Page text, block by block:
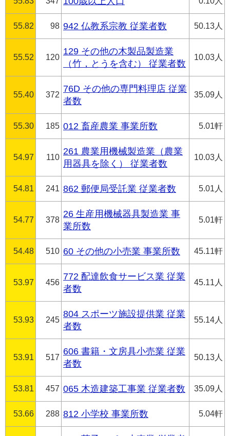
55.82 98 942 仏教系宗教 従業者数 50.13人
55.52 120
129 その他の木製品製造業
（竹，とうを含む） 従業者数
10.03人
55.40 372
76D その他の専門料理店 従業
者数
35.09人
55.30 185 012 畜産農業 事業所数 5.01軒
54.97 110
261 農業用機械製造業（農業
用器具を除く） 従業者数
10.03人
54.81 241 862 郵便局受託業 従業者数 5.01人
54.77 378
26 生産用機械器具製造業 事
業所数
5.01軒
54.48 510 60 その他の小売業 事業所数 45.11軒
53.97 456
772 配達飲食サービス業 従業
者数
45.11人
53.93 245
804 スポーツ施設提供業 従業
者数
55.14人
53.91 517
606 書籍・文房具小売業 従業
者数
50.13人
53.81 457 065 木造建築工事業 従業者数 35.09人
53.66 288 812 小学校 事業所数 5.04軒